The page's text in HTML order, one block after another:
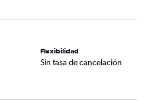
Flexibilidad
Sin tasa de cancelación